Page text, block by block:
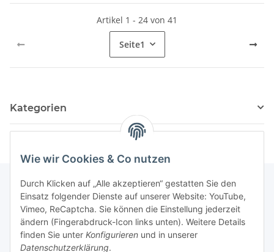
Wie wir Cookies & Co nutzen
Durch Klicken auf „Alle akzeptieren“ gestatten Sie den
Einsatz folgender Dienste auf unserer Website: YouTube,
Vimeo, ReCaptcha. Sie können die Einstellung jederzeit
ändern (Fingerabdruck-Icon links unten). Weitere Details
finden Sie unter Konfigurieren und in unserer
Datenschutzerklärung.
Artikel 1 - 24 von 41
Seite1
Kategorien
Informationen
Gesetzliche Informationen